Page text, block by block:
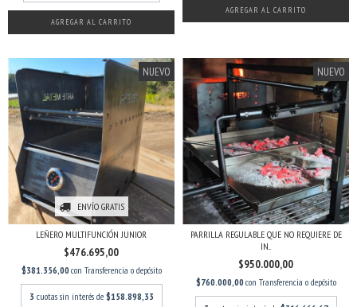
AGREGAR AL CARRITO
AGREGAR AL CARRITO
ENVÍO GRATIS
NUEVO
LEÑERO MULTIFUNCIÓN JUNIOR
$476.695,00
$381.356,00con Transferencia o depósito
3 cuotas sin interés de $158.898,33
NUEVO
PARRILLA REGULABLE QUE NO REQUIERE DE
IN...
$950.000,00
$760.000,00con Transferencia o depósito